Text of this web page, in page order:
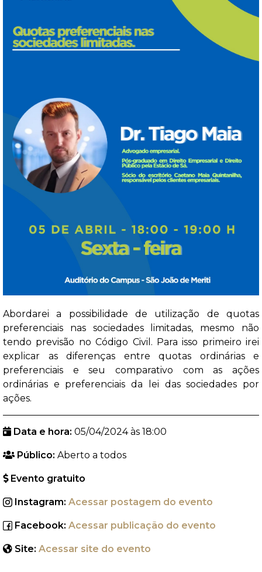
Abordarei a possibilidade de utilização de quotas
preferenciais nas sociedades limitadas, mesmo não
tendo previsão no Código Civil. Para isso primeiro irei
explicar as diferenças entre quotas ordinárias e
preferenciais e seu comparativo com as ações
ordinárias e preferenciais da lei das sociedades por
ações.
Data e hora: 05/04/2024 às 18:00
Público: Aberto a todos
Evento gratuito
Instagram: Acessar postagem do evento
Facebook: Acessar publicação do evento
Site: Acessar site do evento